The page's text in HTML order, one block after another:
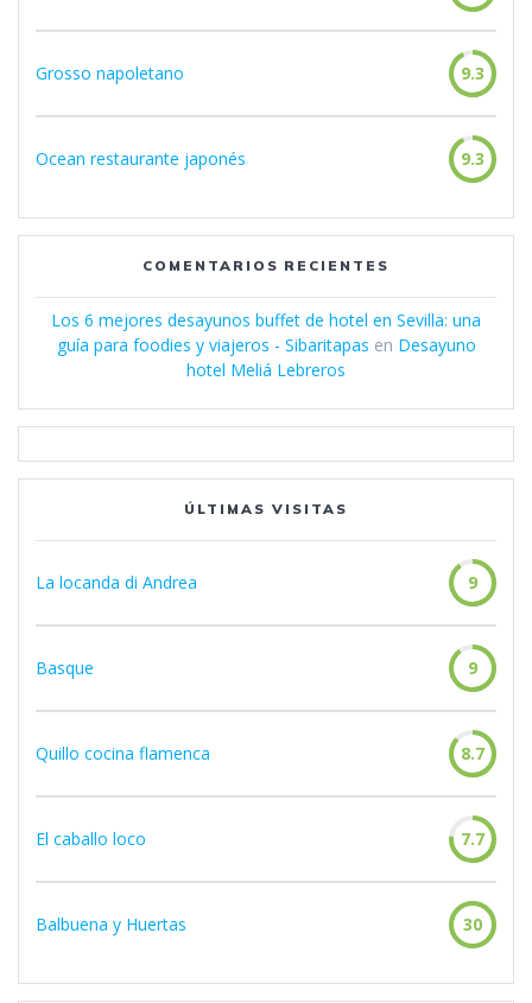
Grosso napoletano 9.3
Ocean restaurante japonés 9.3
COMENTARIOS RECIENTES
Los 6 mejores desayunos buffet de hotel en Sevilla: una
guía para foodies y viajeros - Sibaritapas en Desayuno
hotel Meliá Lebreros
ÚLTIMAS VISITAS
La locanda di Andrea 9
Basque 9
Quillo cocina flamenca 8.7
El caballo loco 7.7
Balbuena y Huertas 30